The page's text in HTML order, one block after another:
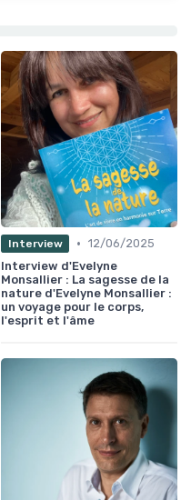
Interview • 12/06/2025
Interview d'Evelyne
Monsallier : La sagesse de la
nature d'Evelyne Monsallier :
un voyage pour le corps,
l'esprit et l'âme